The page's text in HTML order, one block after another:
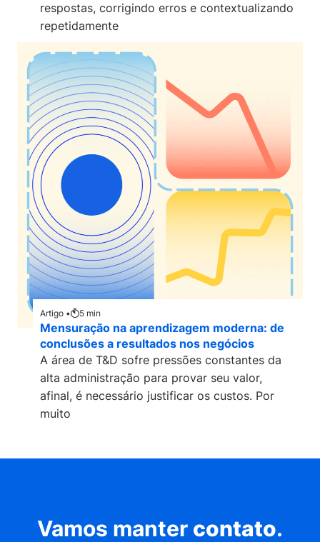
respostas, corrigindo erros e contextualizando
repetidamente
Artigo • 5 min
Mensuração na aprendizagem moderna: de
conclusões a resultados nos negócios
A área de T&D sofre pressões constantes da
alta administração para provar seu valor,
afinal, é necessário justificar os custos. Por
muito
Vamos manter contato.